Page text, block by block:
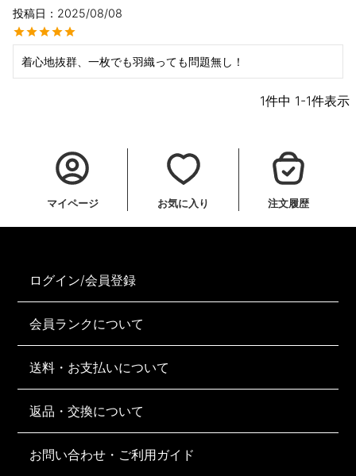
投稿日
2025/08/08
着心地抜群、一枚でも羽織っても問題無し！
1件中 1-1件表示
マイページ お気に入り 注文履歴
ログイン/会員登録
会員ランクについて
送料・お支払いについて
返品・交換について
お問い合わせ・ご利用ガイド